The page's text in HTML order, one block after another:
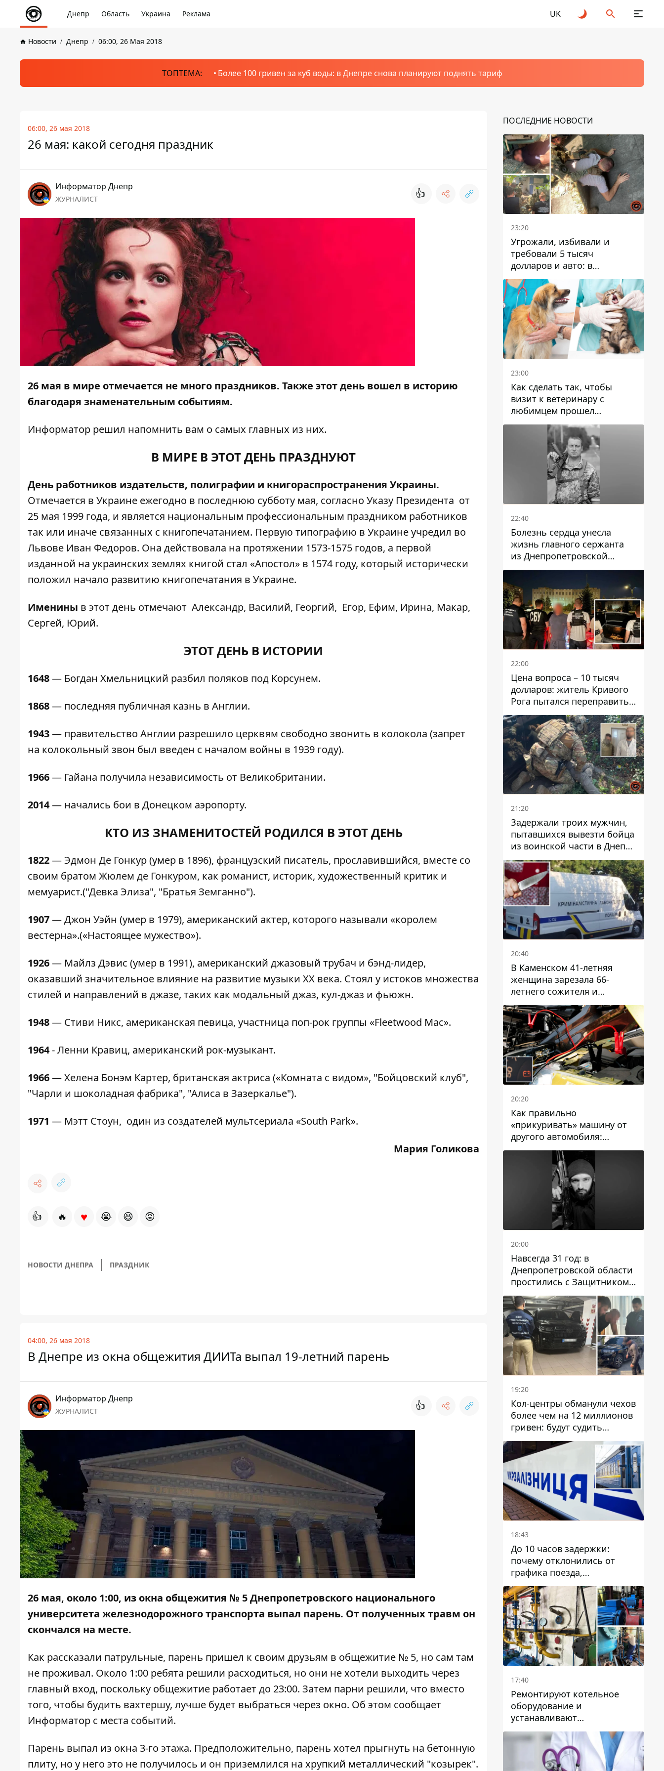
Днепр Область Украина Реклама UK
Новости Днепр 06:00, 26 Мая 2018
ТОПТЕМА: Более 100 гривен за куб воды: в Днепре снова планируют поднять тариф
06:00, 26 мая 2018
26 мая: какой сегодня праздник
Информатор Днепр
ЖУРНАЛИСТ 👍
26 мая в мире отмечается не много праздников. Также этот день вошел в историю
благодаря знаменательным событиям.
Информатор решил напомнить вам о самых главных из них.
В МИРЕ В ЭТОТ ДЕНЬ ПРАЗДНУЮТ
День работников издательств, полиграфии и книгораспространения Украины.
Отмечается в Украине ежегодно в последнюю субботу мая, согласно Указу Президента от
25 мая 1999 года, и является национальным профессиональным праздником работников
так или иначе связанных с книгопечатанием. Первую типографию в Украине учредил во
Львове Иван Федоров. Она действовала на протяжении 1573-1575 годов, а первой
изданной на украинских землях книгой стал «Апостол» в 1574 году, который исторически
положил начало развитию книгопечатания в Украине.
Именины в этот день отмечают Александр, Василий, Георгий, Егор, Ефим, Ирина, Макар,
Сергей, Юрий.
ЭТОТ ДЕНЬ В ИСТОРИИ
1648— Богдан Хмельницкий разбил поляков под Корсунем.
1868— последняя публичная казнь в Англии.
1943— правительство Англии разрешило церквям свободно звонить в колокола (запрет
на колокольный звон был введен с началом войны в 1939 году).
1966— Гайана получила независимость от Великобритании.
2014— начались бои в Донецком аэропорту.
КТО ИЗ ЗНАМЕНИТОСТЕЙ РОДИЛСЯ В ЭТОТ ДЕНЬ
1822— Эдмон Де Гонкур (умер в 1896), французский писатель, прославившийся, вместе со
своим братом Жюлем де Гонкуром, как романист, историк, художественный критик и
мемуарист.("Девка Элиза", "Братья Земганно").
1907— Джон Уэйн (умер в 1979), американский актер, которого называли «королем
вестерна».(«Настоящее мужество»).
1926— Майлз Дэвис (умер в 1991), американский джазовый трубач и бэнд-лидер,
оказавший значительное влияние на развитие музыки XX века. Стоял у истоков множества
стилей и направлений в джазе, таких как модальный джаз, кул-джаз и фьюжн.
1948— Стиви Никс, американская певица, участница поп-рок группы «Fleetwood Mac».
1964- Ленни Кравиц, американский рок-музыкант.
1966— Хелена Бонэм Картер, британская актриса («Комната с видом», "Бойцовский клуб",
"Чарли и шоколадная фабрика", "Алиса в Зазеркалье").
1971 — Мэтт Стоун, один из создателей мультсериала «South Park».
Мария Голикова
👍 🔥 ♥ 😭 😆 😡
НОВОСТИ ДНЕПРА ПРАЗДНИК
04:00, 26 мая 2018
В Днепре из окна общежития ДИИТа выпал 19-летний парень
Информатор Днепр
ЖУРНАЛИСТ 👍
26 мая, около 1:00, из окна общежития № 5 Днепропетровского национального
университета железнодорожного транспорта выпал парень. От полученных травм он
скончался на месте.
Как рассказали патрульные, парень пришел к своим друзьям в общежитие № 5, но сам там
не проживал. Около 1:00 ребята решили расходиться, но они не хотели выходить через
главный вход, поскольку общежитие работает до 23:00. Затем парни решили, что вместо
того, чтобы будить вахтершу, лучше будет выбраться через окно. Об этом сообщает
Информатор с места событий.
Парень выпал из окна 3-го этажа. Предположительно, парень хотел прыгнуть на бетонную
плиту, но у него это не получилось и он приземлился на хрупкий металлический "козырек".
ПОСЛЕДНИЕ НОВОСТИ
23:20
Угрожали, избивали и
требовали 5 тысяч
долларов и авто: в
Павлограде задержали двух
мужчин
23:00
Как сделать так, чтобы
визит к ветеринару с
любимцем прошел
спокойно: простые советы
22:40
Болезнь сердца унесла
жизнь главного сержанта
из Днепропетровской
области Юрия Свистуна
22:00
Цена вопроса – 10 тысяч
долларов: житель Кривого
Рога пытался переправить
мужчину в Словакию
21:20
Задержали троих мужчин,
пытавшихся вывезти бойца
из воинской части в Днепр
за 7 тысяч долларов: среди
них был врач
20:40
В Каменском 41-летняя
женщина зарезала 66-
летнего сожителя и
пыталась обмануть
полицейских
20:20
Как правильно
«прикуривать» машину от
другого автомобиля:
инструкция для водителей
20:00
Навсегда 31 год: в
Днепропетровской области
простились с Защитником
Александром Репиным
19:20
Кол-центры обманули чехов
более чем на 12 миллионов
гривен: будут судить
днепрянина,
организовавшего
транснациональную
преступную организацию
18:43
До 10 часов задержки:
почему отклонились от
графика поезда,
курсирующие через Днепр
и область
17:40
Ремонтируют котельное
оборудование и
устанавливают
генераторные установки:
как в Днепре готовятся к
отопительному сезону